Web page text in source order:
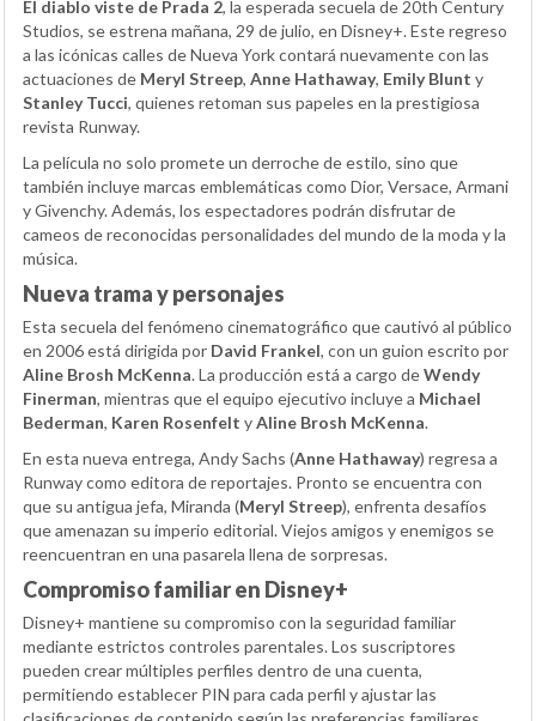
El diablo viste de Prada 2, la esperada secuela de 20th Century
Studios, se estrena mañana, 29 de julio, en Disney+. Este regreso
a las icónicas calles de Nueva York contará nuevamente con las
actuaciones de Meryl Streep, Anne Hathaway, Emily Blunt y
Stanley Tucci, quienes retoman sus papeles en la prestigiosa
revista Runway.
La película no solo promete un derroche de estilo, sino que
también incluye marcas emblemáticas como Dior, Versace, Armani
y Givenchy. Además, los espectadores podrán disfrutar de
cameos de reconocidas personalidades del mundo de la moda y la
música.
Nueva trama y personajes
Esta secuela del fenómeno cinematográfico que cautivó al público
en 2006 está dirigida por David Frankel, con un guion escrito por
Aline Brosh McKenna. La producción está a cargo deWendy
Finerman, mientras que el equipo ejecutivo incluye a Michael
Bederman, Karen Rosenfelt yAline Brosh McKenna.
En esta nueva entrega, Andy Sachs (Anne Hathaway) regresa a
Runway como editora de reportajes. Pronto se encuentra con
que su antigua jefa, Miranda (Meryl Streep), enfrenta desafíos
que amenazan su imperio editorial. Viejos amigos y enemigos se
reencuentran en una pasarela llena de sorpresas.
Compromiso familiar en Disney+
Disney+ mantiene su compromiso con la seguridad familiar
mediante estrictos controles parentales. Los suscriptores
pueden crear múltiples perfiles dentro de una cuenta,
permitiendo establecer PIN para cada perfil y ajustar las